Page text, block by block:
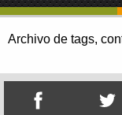
Archivo de tags,